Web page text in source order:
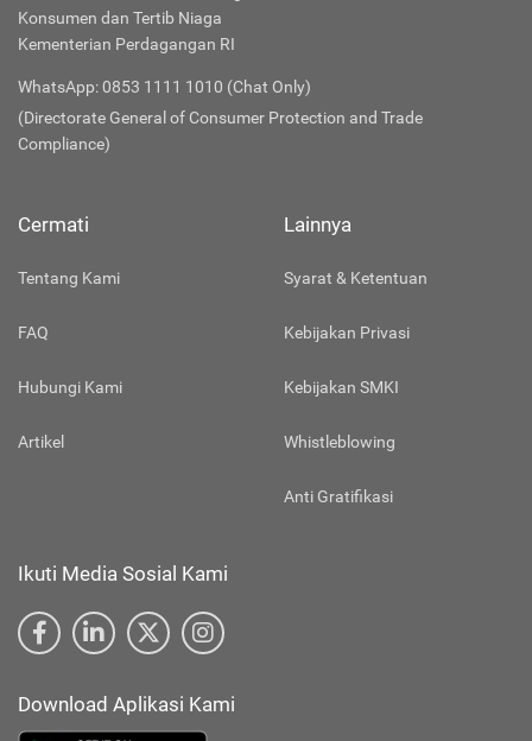
Konsumen dan Tertib Niaga
Kementerian Perdagangan RI
WhatsApp: 0853 1111 1010 (Chat Only)
(Directorate General of Consumer Protection and Trade
Compliance)
Cermati
Tentang Kami
FAQ
Hubungi Kami
Artikel
Lainnya
Syarat & Ketentuan
Kebijakan Privasi
Kebijakan SMKI
Whistleblowing
Anti Gratifikasi
Ikuti Media Sosial Kami
Download Aplikasi Kami